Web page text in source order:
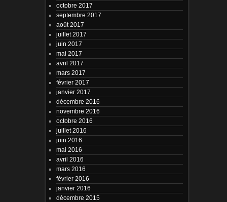
octobre 2017
septembre 2017
août 2017
juillet 2017
juin 2017
mai 2017
avril 2017
mars 2017
février 2017
janvier 2017
décembre 2016
novembre 2016
octobre 2016
juillet 2016
juin 2016
mai 2016
avril 2016
mars 2016
février 2016
janvier 2016
décembre 2015